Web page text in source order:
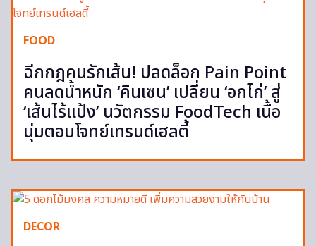
FOOD
ฉีกกฎคนรักเส้น! ปลดล็อก Pain Point
คนลดน้ำหนัก ‘คินเซน’ เปลี่ยน ‘อกไก่’ สู่
‘เส้นไร้แป้ง’ นวัตกรรม FoodTech เนื้อ
นุ่มตอบโจทย์เทรนด์เฮลตี้
DECOR